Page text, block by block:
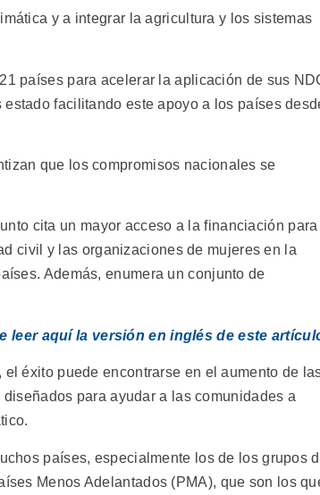
y a integrar la agricultura y los sistemas
países para acelerar la aplicación de sus
facilitando este apoyo a los países
que los compromisos nacionales se
cita un mayor acceso a la financiación para
civil y las organizaciones de mujeres en la
Además, enumera un conjunto de
leer aquí la versión en inglés de este
éxito puede encontrarse en el aumento de
para ayudar a las comunidades a
países, especialmente los de los grupos
Menos Adelantados (PMA), que son los